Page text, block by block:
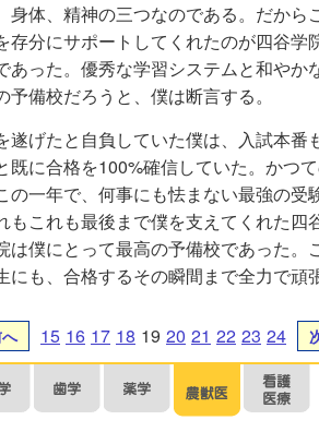
身体、精神の三つなのである。だから
存分にサポートしてくれたのが四谷学
った。優秀な学習システムと和やか
備校だろうと、僕は断言する。
げたと自負していた僕は、入試本番
に合格を100%確信していた。かつ
の一年で、何事にも怯まない最強の受
もこれも最後まで僕を支えてくれた四
は僕にとって最高の予備校であった。
も、合格するその瞬間まで全力で頑
15 16 17 18 19 20 21 22 23 24